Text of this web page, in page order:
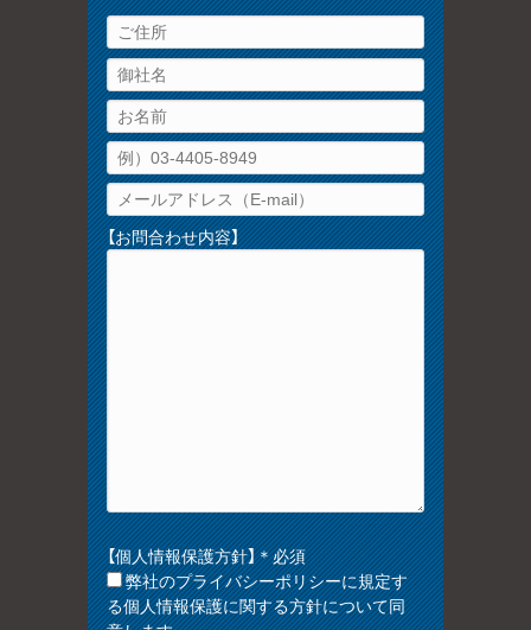
【お問合わせ内容】
【個人情報保護方針】＊必須
弊社のプライバシーポリシーに規定す
る個人情報保護に関する方針について同